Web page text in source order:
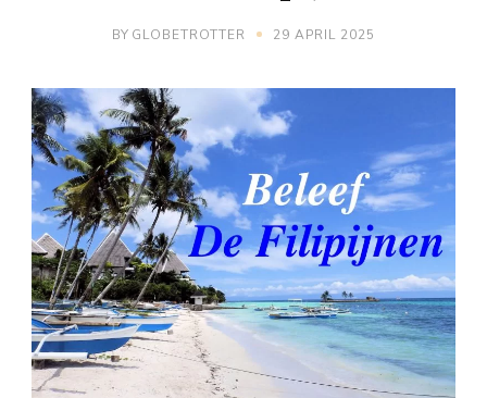
BY GLOBETROTTER 29 APRIL 2025